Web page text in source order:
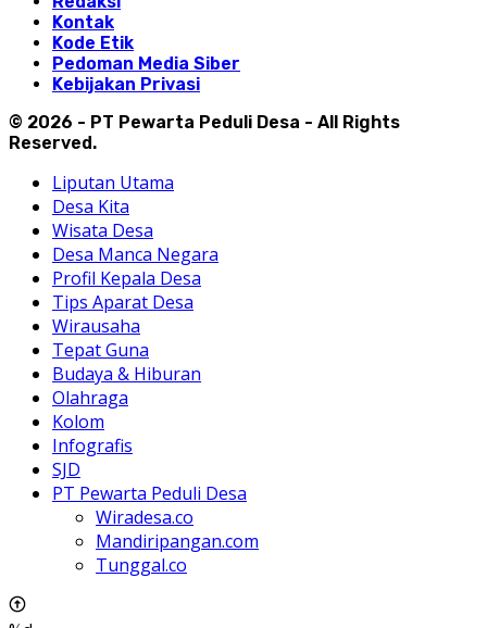
Kontak
Kode Etik
Pedoman Media Siber
Kebijakan Privasi
© 2026 - PT Pewarta Peduli Desa - All Rights
Reserved.
Liputan Utama
Desa Kita
Wisata Desa
Desa Manca Negara
Profil Kepala Desa
Tips Aparat Desa
Wirausaha
Tepat Guna
Budaya & Hiburan
Olahraga
Kolom
Infografis
SJD
PT Pewarta Peduli Desa
Wiradesa.co
Mandiripangan.com
Tunggal.co